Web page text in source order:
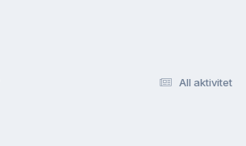
All aktivitet